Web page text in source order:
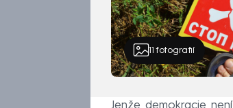
11 fotografií
Jenže demokracie